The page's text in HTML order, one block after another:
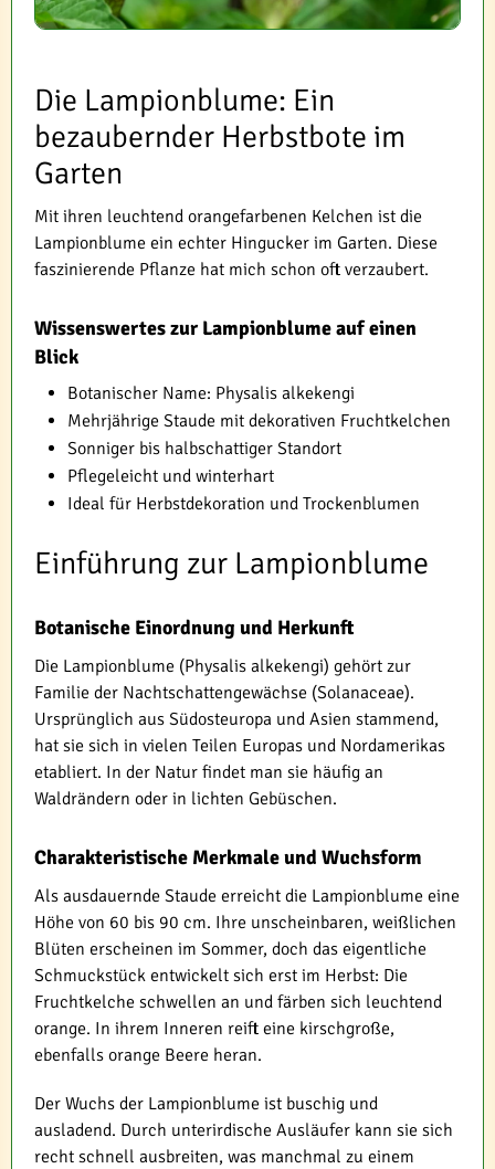
Die Lampionblume: Ein
bezaubernder Herbstbote im
Garten
Mit ihren leuchtend orangefarbenen Kelchen ist die
Lampionblume ein echter Hingucker im Garten. Diese
faszinierende Pflanze hat mich schon oft verzaubert.
Wissenswertes zur Lampionblume auf einen
Blick
Botanischer Name: Physalis alkekengi
Mehrjährige Staude mit dekorativen Fruchtkelchen
Sonniger bis halbschattiger Standort
Pflegeleicht und winterhart
Ideal für Herbstdekoration und Trockenblumen
Einführung zur Lampionblume
Botanische Einordnung und Herkunft
Die Lampionblume (Physalis alkekengi) gehört zur
Familie der Nachtschattengewächse (Solanaceae).
Ursprünglich aus Südosteuropa und Asien stammend,
hat sie sich in vielen Teilen Europas und Nordamerikas
etabliert. In der Natur findet man sie häufig an
Waldrändern oder in lichten Gebüschen.
Charakteristische Merkmale und Wuchsform
Als ausdauernde Staude erreicht die Lampionblume eine
Höhe von 60 bis 90 cm. Ihre unscheinbaren, weißlichen
Blüten erscheinen im Sommer, doch das eigentliche
Schmuckstück entwickelt sich erst im Herbst: Die
Fruchtkelche schwellen an und färben sich leuchtend
orange. In ihrem Inneren reift eine kirschgroße,
ebenfalls orange Beere heran.
Der Wuchs der Lampionblume ist buschig und
ausladend. Durch unterirdische Ausläufer kann sie sich
recht schnell ausbreiten, was manchmal zu einem